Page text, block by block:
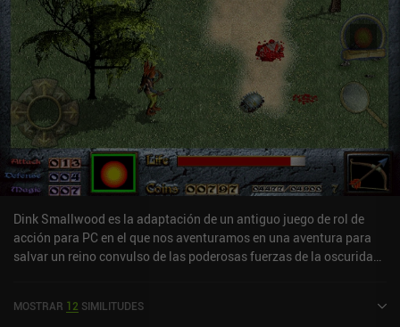
Dink Smallwood es la adaptación de un antiguo juego de rol de
acción para PC en el que nos aventuramos en una aventura para
salvar un reino convulso de las poderosas fuerzas de la oscuridad.
mundanas como dar de comer a los cerdos, encontrar un pato
MOSTRAR 12 SIMILITUDES